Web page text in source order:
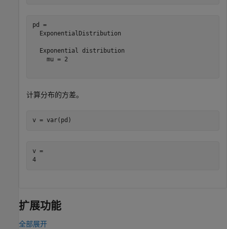
pd =
  ExponentialDistribution
  Exponential distribution
    mu = 2
计算分布的方差。
v = var(pd)
v =
4
扩展功能
全部展开